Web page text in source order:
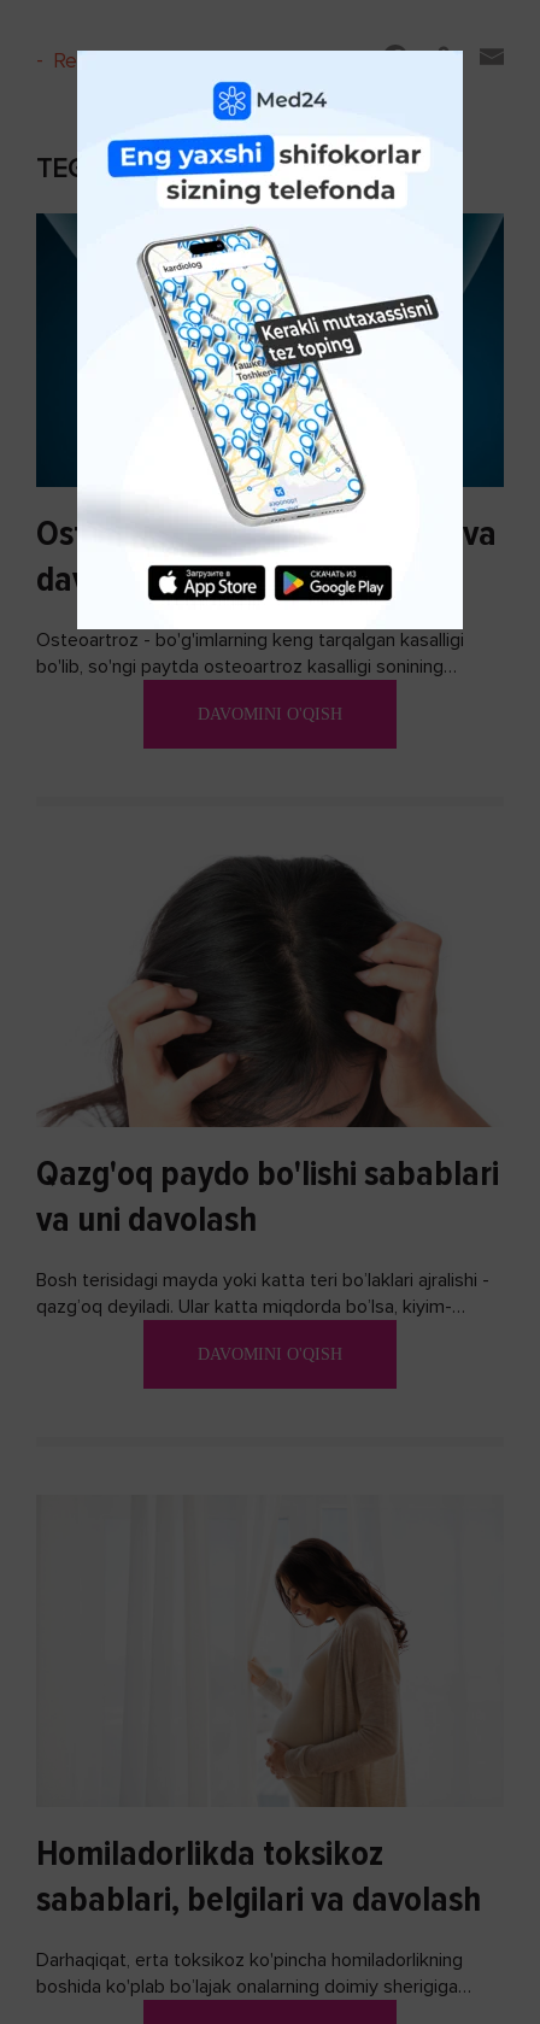
- Reyting va sharhlar
TEGISHLI MAQOLALAR
Osteoartroz sabablari, tasnifi va
davolash usullari
Osteoartroz - bo'g'imlarning keng tarqalgan kasalligi
bo'lib, so'ngi paytda osteoartroz kasalligi sonining
DAVOMINI O'QISH
Qazg'oq paydo bo'lishi sabablari
va uni davolash
Bosh terisidagi mayda yoki katta teri bo’laklari ajralishi -
qazg’oq deyiladi. Ular katta miqdorda bo’lsa, kiyim-
DAVOMINI O'QISH
Homiladorlikda toksikoz
sabablari, belgilari va davolash
Darhaqiqat, erta toksikoz ko'pincha homiladorlikning
boshida ko'plab bo’lajak onalarning doimiy sherigiga